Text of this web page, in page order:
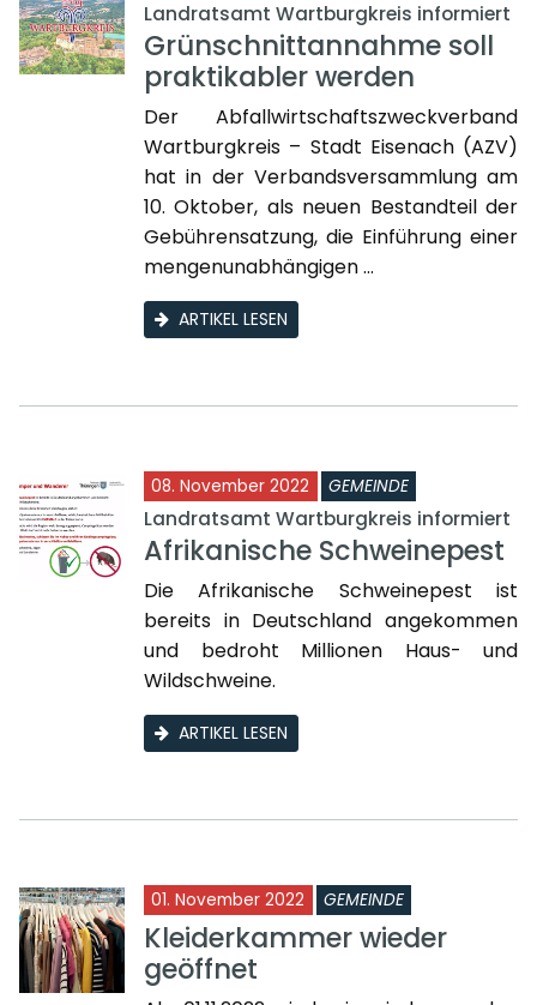
Landratsamt Wartburgkreis informiert
Grünschnittannahme soll
praktikabler werden
Der Abfallwirtschaftszweckverband
Wartburgkreis – Stadt Eisenach (AZV)
hat in der Verbandsversammlung am
10. Oktober, als neuen Bestandteil der
Gebührensatzung, die Einführung einer
mengenunabhängigen ...
ARTIKEL LESEN
08. November 2022 GEMEINDE
Landratsamt Wartburgkreis informiert
Afrikanische Schweinepest
Die Afrikanische Schweinepest ist
bereits in Deutschland angekommen
und bedroht Millionen Haus- und
Wildschweine.
ARTIKEL LESEN
01. November 2022 GEMEINDE
Kleiderkammer wieder
geöffnet